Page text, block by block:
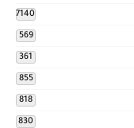
7140
569
361
855
818
830